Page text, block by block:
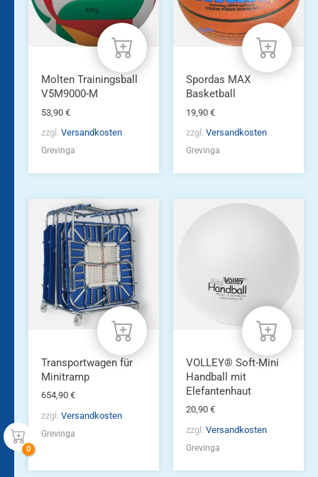
Molten Trainingsball
V5M9000-M
53,90 €
zzgl. Versandkosten
Grevinga
Spordas MAX
Basketball
19,90 €
zzgl. Versandkosten
Grevinga
Transportwagen für
Minitramp
654,90 €
zzgl. Versandkosten
Grevinga
VOLLEY® Soft-Mini
Handball mit
Elefantenhaut
20,90 €
zzgl. Versandkosten
Grevinga